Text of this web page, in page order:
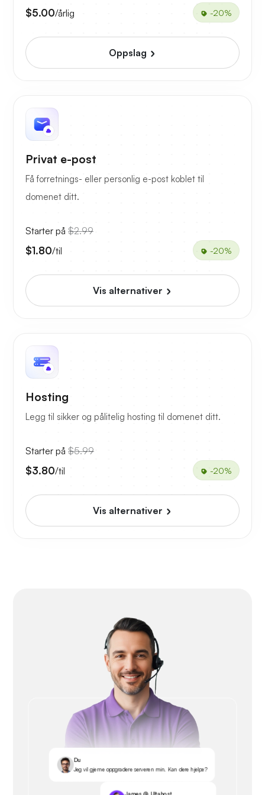
$5.00/årlig -20%
Oppslag
Privat e-post
Få forretnings- eller personlig e-post koblet til
domenet ditt.
Starter på $2.99
$1.80/til -20%
Vis alternativer
Hosting
Legg til sikker og pålitelig hosting til domenet ditt.
Starter på $5.99
$3.80/til -20%
Vis alternativer
Du
Jeg vil gjerne oppgradere serveren min. Kan dere hjelpe?